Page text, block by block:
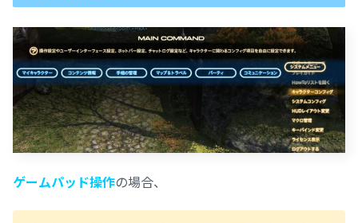
ゲームパッド操作の場合、